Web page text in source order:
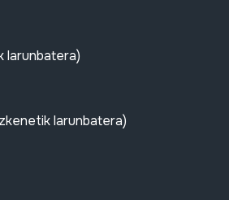
larunbatera)
larunbatera)